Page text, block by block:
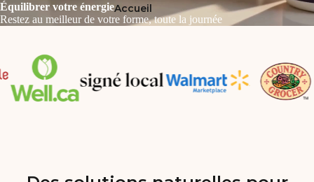
Accueil
Équilibrer votre énergie
Restez au meilleur de votre forme, toute la journée